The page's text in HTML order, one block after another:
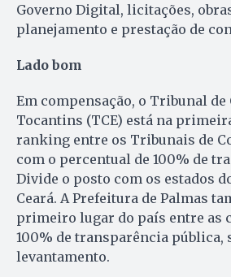
Governo Digital, licitações,
planejamento e prestação de
Lado bom
Em compensação, o Tribunal de
Tocantins (TCE) está na
ranking entre os Tribunais de
com o percentual de 100% de
Divide o posto com os estados
Ceará. A Prefeitura de Palmas
primeiro lugar do país entre as
100% de transparência pública,
levantamento.